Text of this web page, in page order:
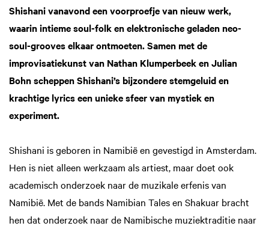
Shishani vanavond een voorproefje van nieuw werk,
waarin intieme soul-folk en elektronische geladen neo-
soul-grooves elkaar ontmoeten. Samen met de
improvisatiekunst van Nathan Klumperbeek en Julian
Bohn scheppen Shishani’s bijzondere stemgeluid en
krachtige lyrics een unieke sfeer van mystiek en
experiment.
Shishani is geboren in Namibië en gevestigd in Amsterdam.
Hen is niet alleen werkzaam als artiest, maar doet ook
academisch onderzoek naar de muzikale erfenis van
Namibië. Met de bands Namibian Tales en Shakuar bracht
hen dat onderzoek naar de Namibische muziektraditie naar